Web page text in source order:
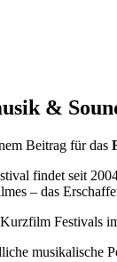
&
Beitrag für das
findet seit
– das
Festivals
musikalische